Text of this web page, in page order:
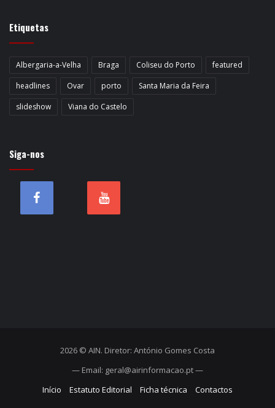
Etiquetas
Albergaria-a-Velha Braga Coliseu do Porto
featured
headlines
Ovar porto
Santa Maria da Feira
slideshow
Viana do Castelo
Siga-nos
2026 © AIN. Diretor: António Gomes Costa
— Email: geral@airinformacao.pt —
Início
Estatuto Editorial Ficha técnica Contactos